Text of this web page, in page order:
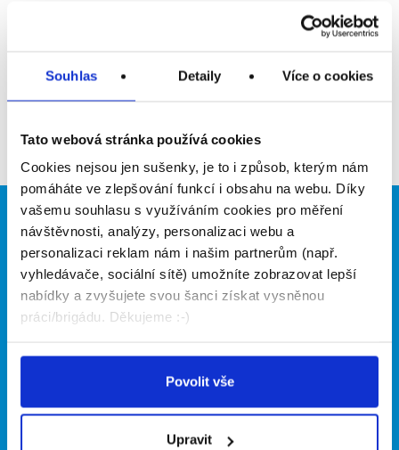
Souhlas Detaily Více o cookies
Tato webová stránka používá cookies
Cookies nejsou jen sušenky, je to i způsob, kterým nám
pomáháte ve zlepšování funkcí i obsahu na webu. Díky
vašemu souhlasu s využíváním cookies pro měření
návštěvnosti, analýzy, personalizaci webu a
personalizaci reklam nám i našim partnerům (např.
vyhledávače, sociální sítě) umožníte zobrazovat lepší
nabídky a zvyšujete svou šanci získat vysněnou
práci/brigádu. Děkujeme :-)
Povolit vše
Upravit
Brigádníci
Články
Hledané brigády
Firmy
Vložit inzerát
Ceník
Propagace
O portálu
Kontakt
O nás
Fajn brigády